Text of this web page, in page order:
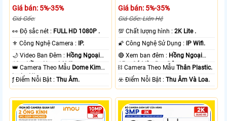
Giá bán: 5%-35%
Giá Gốc:
️👀 Độ sắc nét : FULL HD 1080P .
⚜️ Công Nghệ Camera :
IP.
🌙 Video Ban Đêm : Hồng Ngoại
10m Hồng Ngoại SMD.
👑 Camera Theo Mẫu Dome Kim
loại + Nhựa.
️ƒ Điểm Nỗi Bật :Thu Âm.
Giá bán: 5%-35%
Giá Gốc: Liên Hệ
💯 Chất lượng hình :2K Lite .
🌠 Công Nghệ Sử Dụng :
IP Wifi.
🔴 Xem ban đêm : Hồng Ngoại
15m Có Màu Ban Ðêm.
⛓ Camera Theo MẫuThân Plastic.
️☣️ Điểm Nỗi Bật :Thu Âm Và Loa.